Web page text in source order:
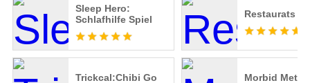
Sleep Hero:
Schlafhilfe Spiel
Restaurats
Trickcal:Chibi Go Morbid Metal